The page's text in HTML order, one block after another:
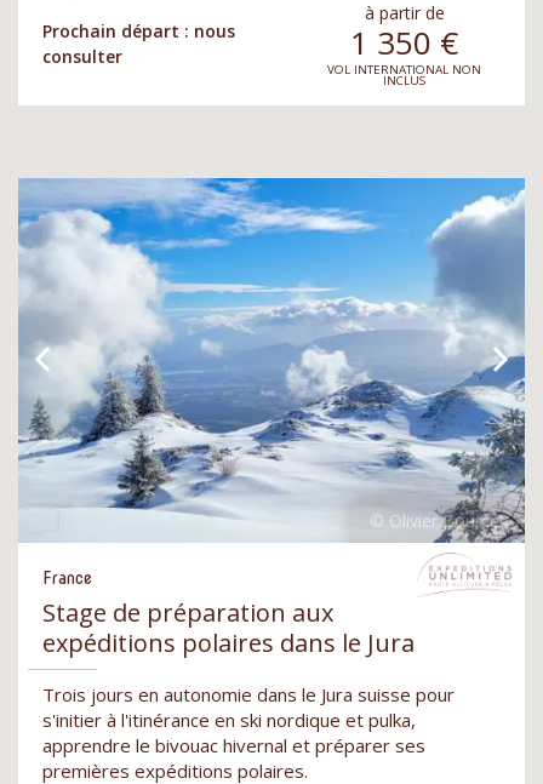
Prochain départ : nous
consulter
à partir de
1 350 €
VOL INTERNATIONAL NON
INCLUS
France
Stage de préparation aux
expéditions polaires dans le Jura
Trois jours en autonomie dans le Jura suisse pour
s'initier à l'itinérance en ski nordique et pulka,
apprendre le bivouac hivernal et préparer ses
premières expéditions polaires.